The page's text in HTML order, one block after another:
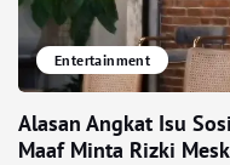
Entertainment
Alasan Angkat Isu
Maaf Minta Rizki